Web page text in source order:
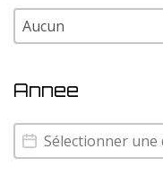
Couleur
Couleur
Annee
Annee
Annee